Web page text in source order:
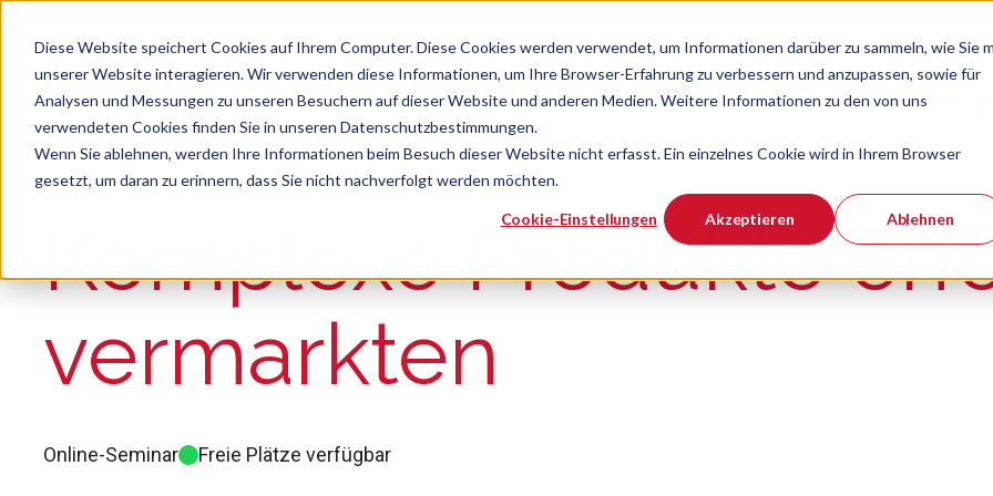
Diese Website speichert Cookies auf Ihrem Computer. Diese Cookies werden verwendet, um Informationen darüber zu sammeln, wie Sie
unserer Website interagieren. Wir verwenden diese Informationen, um Ihre Browser-Erfahrung zu verbessern und anzupassen, sowie für
Analysen und Messungen zu unseren Besuchern auf dieser Website und anderen Medien. Weitere Informationen zu den von uns
verwendeten Cookies finden Sie in unseren Datenschutzbestimmungen.
Wenn Sie ablehnen, werden Ihre Informationen beim Besuch dieser Website nicht erfasst. Ein einzelnes Cookie wird in Ihrem Browser
gesetzt, um daran zu erinnern, dass Sie nicht nachverfolgt werden möchten.
Cookie-Einstellungen Akzeptieren Ablehnen
Zeige
Verband
Suche
Es gibt keine Vorschläge, da das Suchfeld leer ist.
Komplexe Produkte
vermarkten
Online-Seminar Freie Plätze verfügbar